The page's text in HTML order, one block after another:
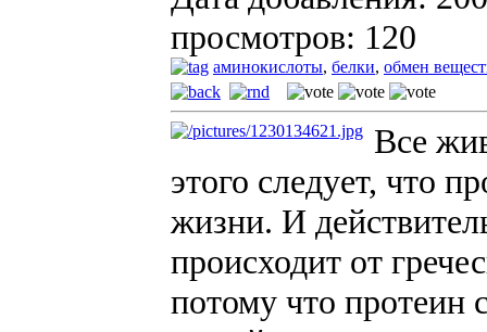
просмотров: 120
аминокислоты, белки, обмен
Все
этого следует, что
жизни. И
происходит от
потому что протеин